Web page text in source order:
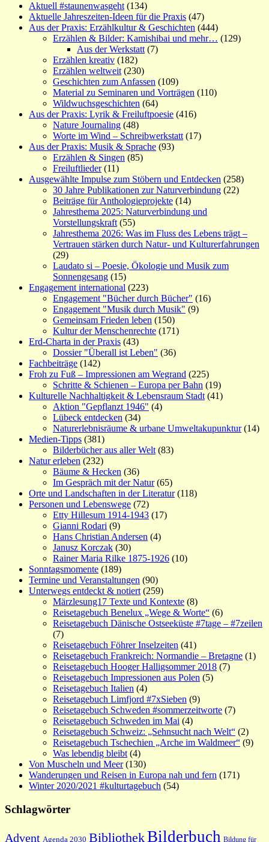
Aktuell #staunenwasgeht (134)
Aktuelle Jahreszeiten-Ideen für die Praxis (47)
Aus der Praxis: Erzählkultur & Geschichten (444)
Erzählen & Bilder: Kamishibai und mehr… (129)
Aus der Werkstatt (7)
Erzählen kreativ (182)
Erzählen weltweit (230)
Geschichten zum Anfassen (109)
Material zu Seminaren und Vorträgen (110)
Wildwuchsgeschichten (64)
Aus der Praxis: Lyrik & Freiluftpoesie (416)
Nature Journaling (48)
Worte im Wind – Schreibwerkstatt (17)
Aus der Praxis: Musik & Sprache (93)
Erzählen & Singen (85)
Freiluftlieder(11)
Ausgewählte Impulse zum Stöbern und Entdecken (258)
30 Jahre Publikationen zur Naturverbindung (22)
Beiträge für Anthologieprojekte (14)
Jahresthema 2025: Naturverbindung und
Vorstellungskraft (55)
Jahresthema 2026: Was im Fluss des Lebens trägt –
Vertrauen stärken durch Natur- und Kulturerfahrungen
(29)
Laudato si – Poesie, Ökologie und Musik zum
Sonnengesang (15)
Engagement international (223)
Engagement "Bücher durch Bücher" (16)
Engagement "Musik durch Musik" (9)
Gemeinsam Frieden leben (150)
Kultur der Menschenrechte (171)
Erd-Charta in der Praxis (43)
Dossier "Überall ist Leben" (36)
Fachbeiträge (142)
Froh zu Fuß – Impressionen am Wegrand (225)
Schritte & Schienen – Europa per Bahn (19)
Kulturelle Nachhaltigkeit & Lebensraum Stadt (41)
Aktion "Gepflanzt 1946" (4)
Lübeck entdecken (34)
Naturerlebnisräume & urbane Umweltakupunktur(14)
Medien-Tipps (381)
Bilderbücher aus aller Welt (83)
Natur erleben (232)
Bäume & Hecken (36)
Im Gespräch mit der Natur(65)
Orte und Landschaften in der Literatur(118)
Personen und Lebenswege (72)
Etty Hillesum 1914-1943 (17)
Gianni Rodari (9)
Hans Christian Andersen (4)
Janusz Korczak (30)
Rainer Maria Rilke 1875-1926 (10)
Sonntagsmomente (189)
Termine und Veranstaltungen (90)
Unterwegs entdeckt & notiert (259)
Märzlesung17 Texte und Kontexte (8)
Reisetagebuch Benelux „Wege & Worte“ (6)
Reisetagebuch Dänische Ostseeküste #7tage – #7zeilen
(7)
Reisetagebuch Föhrer Inselzeiten (41)
Reisetagebuch Frankreich: Normandie – Bretagne (1)
Reisetagebuch Hooger Halligsommer 2018 (7)
Reisetagebuch Impressionen aus Polen (5)
Reisetagebuch Italien (4)
Reisetagebuch Limfjord #7xSieben (9)
Reisetagebuch Schweden #sommerzeitworte (7)
Reisetagebuch Schweden im Mai (4)
Reisetagebuch Schweiz: „Sehnsucht nach Welt“ (2)
Reisetagebuch Tschechien „Arche im Waldmeer“ (9)
Was lebendig bleibt (4)
Von Muscheln und Meer(130)
Wanderungen und Reisen in Europa nah und fern (171)
Winter 2020/2021 #kulturtagebuch (54)
Schlagwörter
Advent Agenda 2030 BibliothekBilderbuch Bildung für